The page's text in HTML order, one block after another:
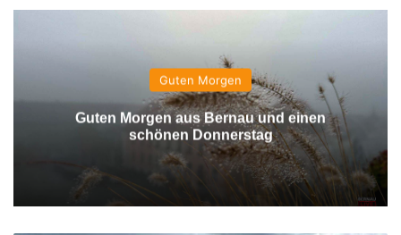
Guten Morgen
Guten Morgen aus Bernau und einen
schönen Donnerstag